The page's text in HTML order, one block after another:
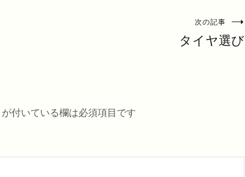
次の記事
タイヤ選び
が付いている欄は必須項目です